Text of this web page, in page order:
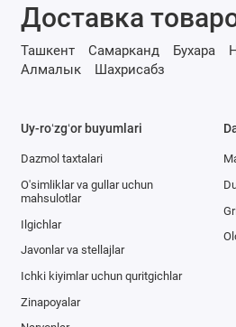
Доставка
Ташкент Самарканд Бухара
Алмалык
Шахрисабз
Uy-roʻzgʻor buyumlari
Dazmol taxtalari
O'simliklar va gullar uchun
mahsulotlar
Ilgichlar
Javonlar va stellajlar
Ichki kiyimlar uchun quritgichlar
Zinapoyalar